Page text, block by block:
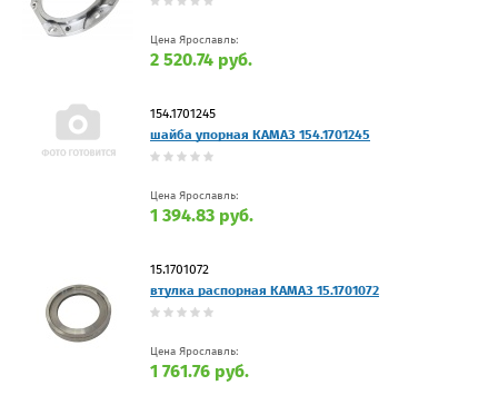
Цена Ярославль:
2 520.74 руб.
154.1701245
шайба упорная КАМАЗ 154.1701245
Цена Ярославль:
1 394.83 руб.
15.1701072
втулка распорная КАМАЗ 15.1701072
Цена Ярославль:
1 761.76 руб.